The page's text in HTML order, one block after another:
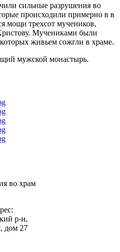
сильные разрушения во
происходили примерно в в
мощи трехсот мучеников,
Мучениками были
живьем сожгли в храме.
мужской монастырь.
во храм
р-н,
дом 27